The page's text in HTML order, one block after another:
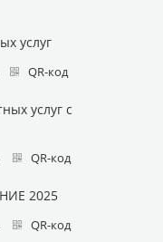
услуг
QR-код
услуг с
QR-код
2025
QR-код